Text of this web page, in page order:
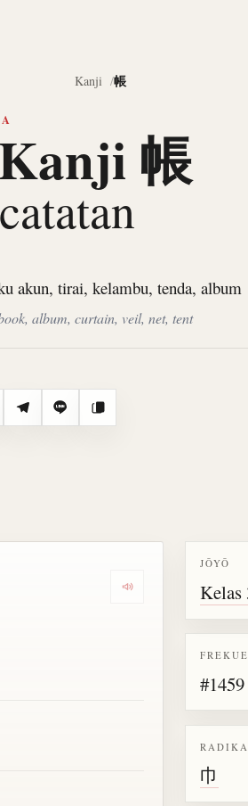
Kanji 帳
帳
akun, tirai, kelambu, tenda, album
album, curtain, veil, net, tent
TelegramLine Salin
Dengarkan semua
JŌYŌ
Kelas
#1459
巾